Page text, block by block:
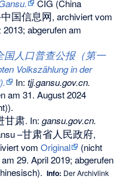
CIG (China
中国信息网, archiviert vom
2013; abgerufen am
国人口普查公报（第一
Volkszählung in der
In:tjj.gansu.gov.cn.
am 31. August 2024
甘肃. In:gansu.gov.cn.
–甘肃省人民政府,
vomOriginal
(nicht
am29. April 2019; abgerufen
Info: Der Archivlink